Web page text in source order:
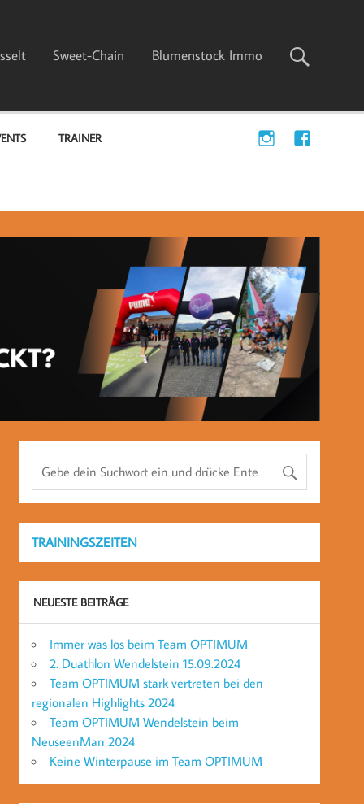
Sweet-Chain Blumenstock Immo
TRAINER
TRAININGSZEITEN
NEUESTE BEITRÄGE
Immer was los beim Team OPTIMUM
2. Duathlon Wendelstein 15.09.2024
Team OPTIMUM stark vertreten bei den
regionalen Highlights 2024
Team OPTIMUM Wendelstein beim
NeuseenMan 2024
Keine Winterpause im Team OPTIMUM